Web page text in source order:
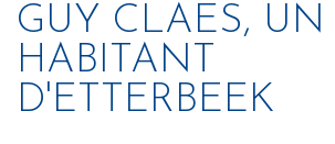
GUY CLAES, UN
HABITANT
D'ETTERBEEK